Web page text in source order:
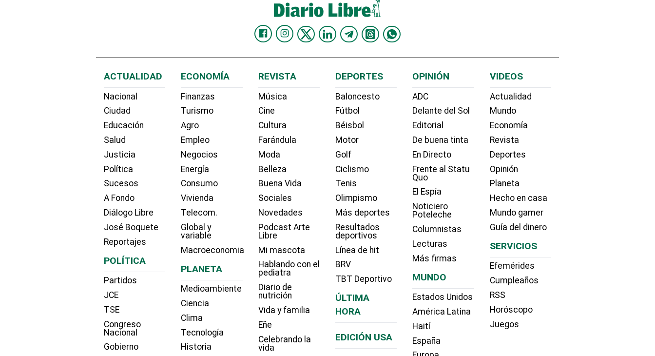
ACTUALIDAD
Nacional
Ciudad
Educación
Salud
Justicia
Política
Sucesos
A Fondo
Diálogo Libre
José Boquete
Reportajes
POLÍTICA
Partidos
JCE
TSE
Congreso
Nacional
Gobierno
ECONOMÍA
Finanzas
Turismo
Agro
Empleo
Negocios
Energía
Consumo
Vivienda
Telecom.
Global y
variable
Macroeconomia
PLANETA
Medioambiente
Ciencia
Clima
Tecnología
Historia
REVISTA
Música
Cine
Cultura
Farándula
Moda
Belleza
Buena Vida
Sociales
Novedades
Podcast Arte
Libre
Mi mascota
Hablando con el
pediatra
Diario de
nutrición
Vida y familia
Eñe
Celebrando la
vida
DEPORTES
Baloncesto
Fútbol
Béisbol
Motor
Golf
Ciclismo
Tenis
Olimpismo
Más deportes
Resultados
deportivos
Línea de hit
BRV
TBT Deportivo
ÚLTIMA
HORA
EDICIÓN USA
OPINIÓN
ADC
Delante del Sol
Editorial
De buena tinta
En Directo
Frente al Statu
Quo
El Espía
Noticiero
Poteleche
Columnistas
Lecturas
Más firmas
MUNDO
Estados Unidos
América Latina
Haití
España
VIDEOS
Actualidad
Mundo
Economía
Revista
Deportes
Opinión
Planeta
Hecho en casa
Mundo gamer
Guía del dinero
SERVICIOS
Efemérides
Cumpleaños
RSS
Horóscopo
Juegos